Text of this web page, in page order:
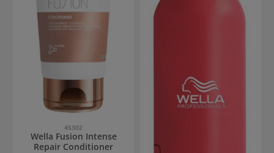
45302
Wella Fusion Intense
Repair Conditioner